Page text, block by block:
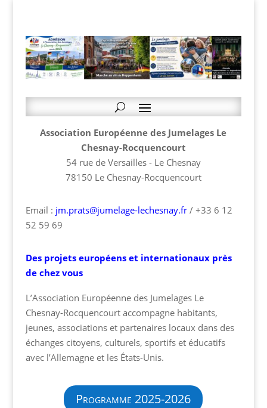
Association Européenne des Jumelages Le
Chesnay-Rocquencourt
54 rue de Versailles - Le Chesnay
78150 Le Chesnay-Rocquencourt
Email : jm.prats@jumelage-lechesnay.fr/ +33 6 12
52 59 69
Des projets européens et internationaux près
de chez vous
L’Association Européenne des Jumelages Le
Chesnay-Rocquencourt accompagne habitants,
jeunes, associations et partenaires locaux dans des
échanges citoyens, culturels, sportifs et éducatifs
avec l’Allemagne et les États-Unis.
Programme 2025-2026